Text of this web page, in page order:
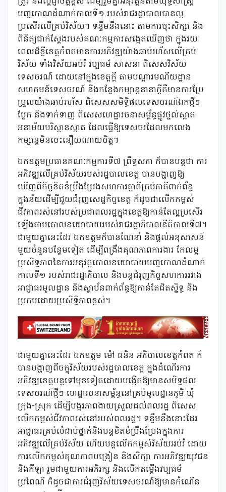
បញ្ចកោណដំណាក់កាលទី១ របស់រាជរដ្ឋាបាលបានល្អ
ប្រសើរលើគ្រប់វិស័យ។ ទន្ទឹមនឹងនោះ តាមការចុះសិក្សា និង
ពិនិត្យជាក់ស្តែងរបស់គណៈកម្មការសង្កេតឃើញថា ក្នុងរយៈ
ពេលដ៏ខ្លីខេត្តកំពតមានការអភិវឌ្ឍយ៉ាងឆាប់រហ័សលើគ្រប់
វិស័យ ទាំងវិស័យអប់រំ វប្បធម៌ សាសនា ពិសេសវិស័យ
ទេសចរណ៍ ដោយនៅក្នុងខេត្តក្តី តាមបណ្តារមណីយដ្ឋាន
សហគមន៍ទេសចរណ៍ និងកន្លែងកម្សាន្តនានាក្តីគឺមានការប្រែ
ប្រួលយ៉ាងឆាប់រហ័ស ពិសេសសមិទ្ធិផលទេសចរណ៍ឯកថ្មីៗ
ប្លែក និងទាក់ទាញ ពិសេសហេដ្ឋារចនាសម្ព័ន្ធផ្លូវថ្នល់ស្អាត
អនាម័យបរិស្ថានស្អាត ដែលធ្វើឱ្យទេសចរដែលមកលេង
កម្សាន្តមិនចេះនឿយណាយចិត្ត។
ឯកឧត្តមប្រធានគណៈកម្មការទី៧ ព្រឹទ្ធសភា ក៏បានបន្តថា ការ
អភិវឌ្ឍលើគ្រប់វិស័យរបស់រដ្ឋបាលខេត្ត បានបង្ហាញឱ្យ
ឃើញពីកិច្ចខិតខំប្រឹងប្រែងសហការគ្នាពីគ្រប់ភាគីពាក់ព័ន្ធ
ក្នុងន័យដើម្បីជួយជំរុញសេដ្ឋកិច្ចខេត្ត ក៏ដូចជាលើកកម្ពស់
ជីវភាពរស់នៅរបស់ប្រជាពលរដ្ឋក្នុងខេត្តឱ្យកាន់តែល្អប្រសើរ
ឡើងតាមគោលនយោបាយរបស់រាជរដ្ឋាភិបាលនីតិកាលទី៧។
ជាមួយគ្នានេះដែរ ឯកឧត្តមក៏បានណែនាំ និងផ្តល់អនុសាសន៍
មួយចំនួនបន្ថែមទៀត ដើម្បីពង្រឹងគុណភាពការងារ កែលម្អ
ប្រសិទ្ធភាពនៃការអនុវត្តគោលនយោបាយបញ្ចកោណដំណាក់
កាលទី១ របស់រាជរដ្ឋាភិបាល និងបន្តជំរុញកិច្ចសហការរវាង
អាជ្ញាធរមូលដ្ឋាន និងស្ថាប័នពាក់ព័ន្ធឱ្យកាន់តែជិតស្និទ្ធ និង
ប្រកបដោយប្រសិទ្ធិភាពខ្ពស់។
ជាមួយគ្នានេះដែរ ឯកឧត្តម ម៉ៅ ធនិន អភិបាលខេត្តកំពត ក៏
បានបង្ហាញពីចក្ខុវិស័យរបស់រដ្ឋបាលខេត្ត ក្នុងដំណើរការ
អភិវឌ្ឍខេត្តបន្តទៅមុខទៀតដោយបង្កើតឱ្យមានសមិទ្ធផល
ទេសចរណ៍ថ្មីៗ ហេដ្ឋារចនាសម្ព័ន្ធនៅគ្រប់មូលដ្ឋានភូមិ ឃុំ
ក្រុង-ស្រុក ដើម្បីបង្ករភាពងាយស្រួលដល់ពលរដ្ឋ ពិសេស
លើកកម្ពស់ជីវភាពរស់នៅរបស់ពលរដ្ឋ។ ទន្ទឹមនឹងនោះដែរ
អាជ្ញាធរគ្រប់លំដាប់ថ្នាក់និងបន្តខិតខំប្រឹងប្រែងក្នុងការ
អភិវឌ្ឍលើគ្រប់វិស័យ ហើយបន្តលើកកម្ពស់វិស័យអប់រំ ដោយ
ការលើកកម្ពស់គុណភាពបង្រៀន និងសិក្សា ការអភិវឌ្ឍយុវជន
និងកីឡា រួមជាមួយការអភិរក្ស និងលើកតម្កើងវប្បធម៌
ប្រពៃណី ក៏ដូចជាការជំរុញវិស័យទេសចរណ៍ឱ្យមានកំណើន